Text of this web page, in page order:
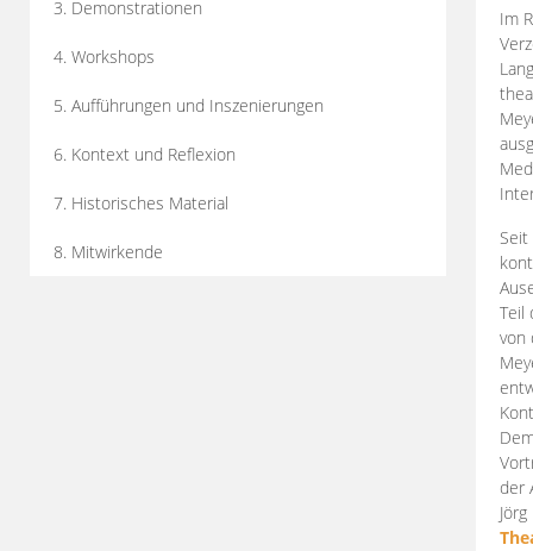
3. Demonstrationen
4. Workshops
5. Aufführungen und Inszenierungen
6. Kontext und Reflexion
7. Historisches Material
8. Mitwirkende
Im
Teil
von
der